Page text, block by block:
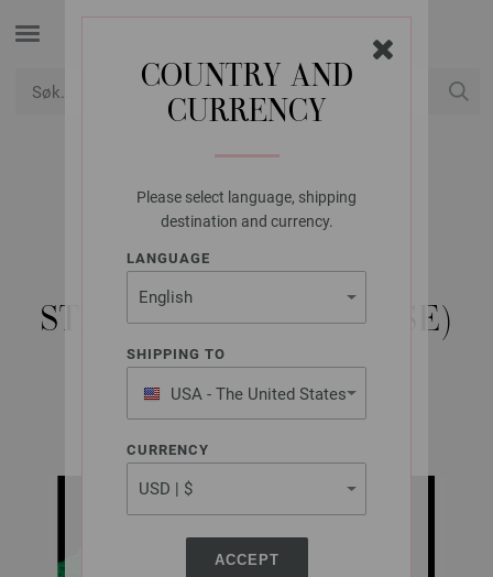
COUNTRY AND
CURRENCY
Please select language, shipping
destination and currency.
LANGUAGE
SHIPPING TO
USA - The United States
of America
CURRENCY
ACCEPT
LANA GROSSA
RAGLANCARDIGAN
MERINO CARDATO -
STRIKKEOPPSKRIFT (SE)